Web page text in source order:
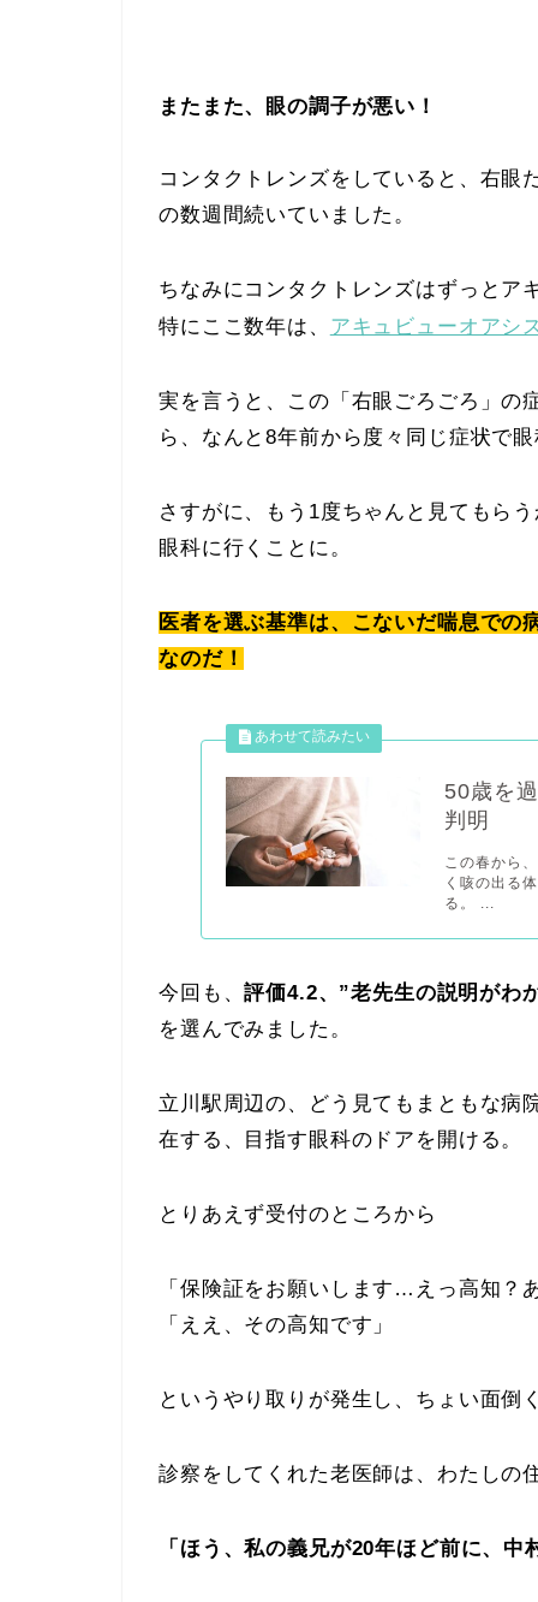
またまた、眼の調子が悪い！
コンタクトレンズをしていると、右眼
の数週間続いていました。
ちなみにコンタクトレンズはずっとア
特にここ数年は、 アキュビューオアシ
実を言うと、この「右眼ごろごろ」の
ら、なんと8年前から度々同じ症状で
さすがに、もう1度ちゃんと見てもら
眼科に行くことに。
医者を選ぶ基準は、こないだ喘息で
なのだ！
50歳を
判明
この春から
く咳の出る
る。 ...
今回も、評価4.2、”老先生の説明がわ
を選んでみました。
立川駅周辺の、どう見てもまともな病
在する、目指す眼科のドアを開ける。
とりあえず受付のところから
「保険証をお願いします…えっ高知？
「ええ、その高知です」
というやり取りが発生し、ちょい面倒
診察をしてくれた老医師は、わたしの
「ほう、私の義兄が20年ほど前に、